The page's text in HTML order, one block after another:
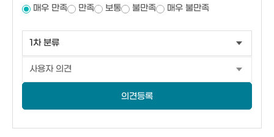
매우 만족 만족 보통 불만족 매우 불만족
의견등록